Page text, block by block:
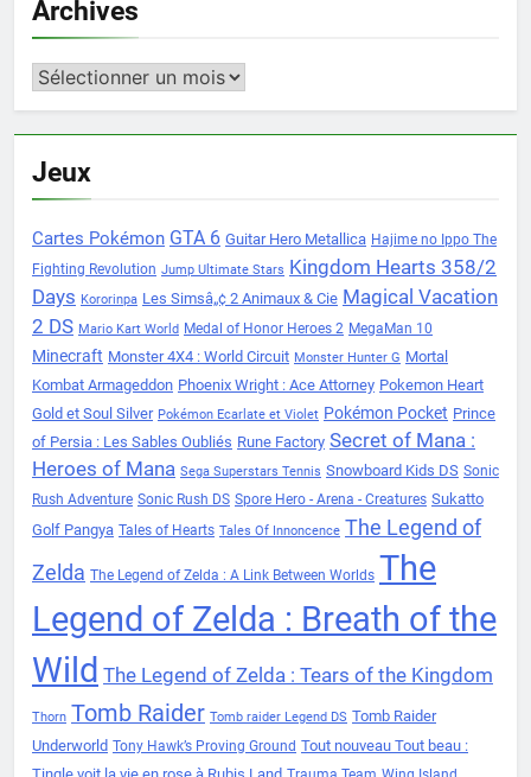
Archives
Archives
Jeux
Cartes Pokémon GTA 6 Guitar Hero Metallica Hajime no Ippo The
Fighting Revolution Jump Ultimate Stars Kingdom Hearts 358/2
Days Kororinpa Les Simsâ„¢ 2 Animaux & Cie Magical Vacation
2 DS Mario Kart World Medal of Honor Heroes 2 MegaMan 10
Minecraft Monster 4X4 : World Circuit Monster Hunter G Mortal
Kombat Armageddon Phoenix Wright : Ace Attorney Pokemon Heart
Gold et Soul Silver Pokémon Ecarlate et Violet Pokémon Pocket Prince
of Persia : Les Sables Oubliés Rune Factory Secret of Mana :
Heroes of Mana Sega Superstars Tennis Snowboard Kids DS Sonic
Rush Adventure Sonic Rush DS Spore Hero - Arena - Creatures Sukatto
Golf Pangya Tales of Hearts Tales Of Innoncence The Legend of
Zelda The Legend of Zelda : A Link Between Worlds The
Legend of Zelda : Breath of the
Wild The Legend of Zelda : Tears of the Kingdom
Thorn Tomb Raider Tomb raider Legend DS Tomb Raider
Underworld Tony Hawk’s Proving Ground Tout nouveau Tout beau :